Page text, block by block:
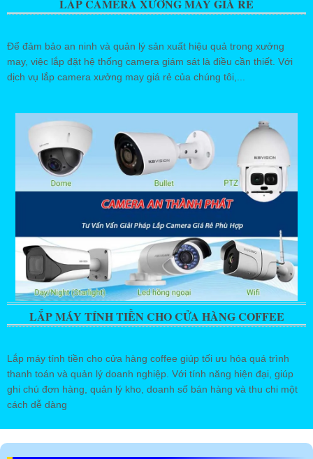
LẮP CAMERA XƯỞNG MAY GIÁ RẺ
Để đảm bảo an ninh và quản lý sản xuất hiệu quả trong xưởng
may, việc lắp đặt hệ thống camera giám sát là điều cần thiết. Với
dịch vụ lắp camera xưởng may giá rẻ của chúng tôi,...
LẮP MÁY TÍNH TIỀN CHO CỬA HÀNG COFFEE
Lắp máy tính tiền cho cửa hàng coffee giúp tối ưu hóa quá trình
thanh toán và quản lý doanh nghiệp. Với tính năng hiện đại, giúp
ghi chú đơn hàng, quản lý kho, doanh số bán hàng và thu chi một
cách dễ dàng